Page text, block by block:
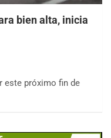
bien alta, inicia
este próximo fin de